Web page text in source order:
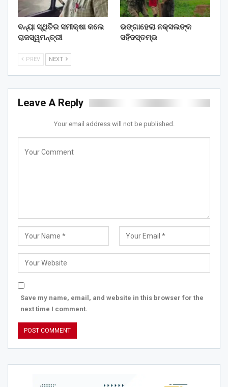
ବନ୍ୟା ସ୍ଥିତିର ସମୀକ୍ଷା କଲେ
ରାଜସ୍ୱମନ୍ତ୍ରୀ
ଭଙ୍ଗାହେଲା ନକ୍ସଲଙ୍କ
ସହିଦସ୍ତମ୍ଭ
PREV NEXT
Leave A Reply
Your email address will not be published.
Save my name, email, and website in this browser for the
next time I comment.